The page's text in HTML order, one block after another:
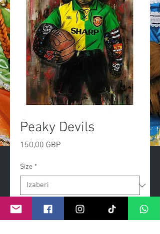
Peaky Devils
150,00 GBPCijena
Size *
Količina *